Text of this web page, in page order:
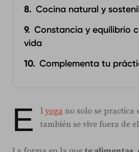
Cocina natural y
Constancia y equilibrio
vida
Complementa tu
E l yoga no solo se practica
también se vive fuera de